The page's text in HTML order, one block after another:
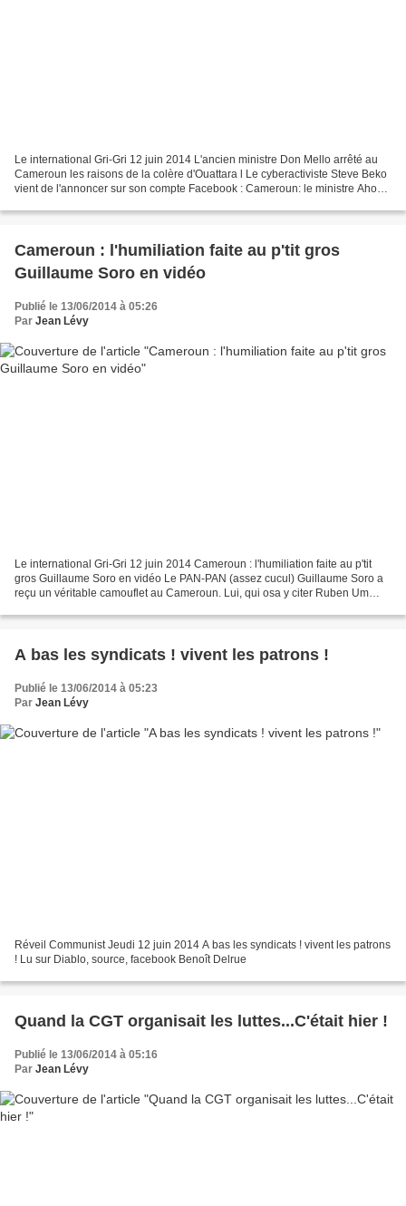
Le international Gri-Gri 12 juin 2014 L'ancien ministre Don Mello arrêté au
Cameroun les raisons de la colère d'Ouattara l Le cyberactiviste Steve Beko
vient de l'annoncer sur son compte Facebook : Cameroun: le ministre Ahoua
Cameroun : l'humiliation faite au p'tit gros
Guillaume Soro en vidéo
Publié le 13/06/2014 à 05:26
Par Jean Lévy
Le international Gri-Gri 12 juin 2014 Cameroun : l'humiliation faite au p'tit
gros Guillaume Soro en vidéo Le PAN-PAN (assez cucul) Guillaume Soro a
reçu un véritable camouflet au Cameroun. Lui, qui osa y citer Ruben Um
A bas les syndicats ! vivent les patrons !
Publié le 13/06/2014 à 05:23
Par Jean Lévy
Réveil Communist Jeudi 12 juin 2014 A bas les syndicats ! vivent les patrons
! Lu sur Diablo, source, facebook Benoît Delrue
Quand la CGT organisait les luttes...C'était hier !
Publié le 13/06/2014 à 05:16
Par Jean Lévy